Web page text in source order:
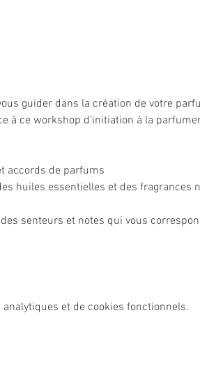
guider dans la création de votre
à ce workshop d’initiation à la
accords de parfums
huiles essentielles et des fragrances
senteurs et notes qui vous
et de cookies fonctionnels.